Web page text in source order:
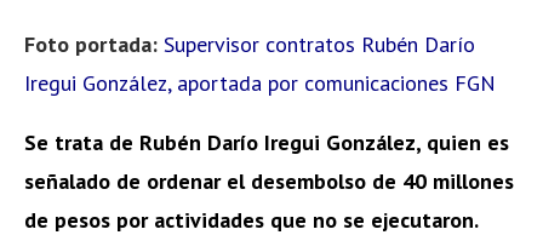
Foto portada: Supervisor contratos Rubén Darío
Iregui González, aportada por comunicaciones FGN
Se trata de Rubén Darío Iregui González, quien es
señalado de ordenar el desembolso de 40 millones
de pesos por actividades que no se ejecutaron.